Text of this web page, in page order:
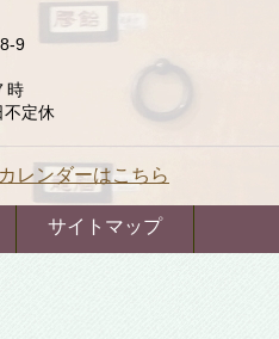
9
時
不定休
レンダーはこちら
サイトマップ